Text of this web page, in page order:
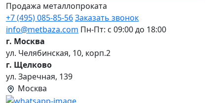
Продажа металлопроката
+7 (495) 085-85-56Заказать звонок
info@metbaza.com Пн-Пт: с 09:00 до 18:00
г. Москва
ул. Челябинская, 10, корп.2
г. Щелково
ул. Заречная, 139
Москва